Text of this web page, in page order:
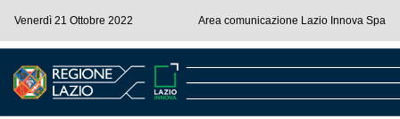
Venerdì 21 Ottobre 2022 Area comunicazione Lazio Innova Spa